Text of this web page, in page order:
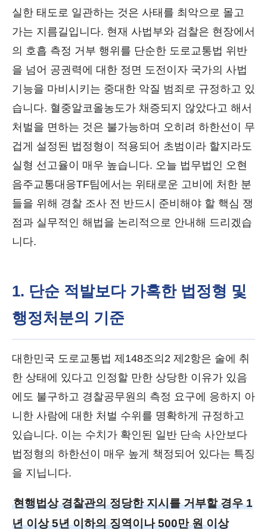
실한 태도로 일관하는 것은 사태를 최악으로 몰고
가는 지름길입니다. 현재 사법부와 검찰은 현장에서
의 호흡 측정 거부 행위를 단순한 도로교통법 위반
을 넘어 공권력에 대한 정면 도전이자 국가의 사법
기능을 마비시키는 중대한 악질 범죄로 규정하고 있
습니다. 혈중알코올농도가 채증되지 않았다고 해서
처벌을 면하는 것은 불가능하며 오히려 하한선이 무
겁게 설정된 법정형이 적용되어 초범이라 할지라도
실형 선고율이 매우 높습니다. 오늘 법무법인 오현
음주교통대응TF팀에서는 위태로운 고비에 처한 분
들을 위해 경찰 조사 전 반드시 준비해야 할 핵심 쟁
점과 실무적인 해법을 논리적으로 안내해 드리겠습
니다.
1. 단순 적발보다 가혹한 법정형 및
행정처분의 기준
대한민국 도로교통법 제148조의2 제2항은 술에 취
한 상태에 있다고 인정할 만한 상당한 이유가 있음
에도 불구하고 경찰공무원의 측정 요구에 응하지 아
니한 사람에 대한 처벌 수위를 명확하게 규정하고
있습니다. 이는 수치가 확인된 일반 단속 사안보다
법정형의 하한선이 매우 높게 책정되어 있다는 특징
을 지닙니다.
현행법상 경찰관의 정당한 지시를 거부할 경우 1
년 이상 5년 이하의 징역이나 500만 원 이상